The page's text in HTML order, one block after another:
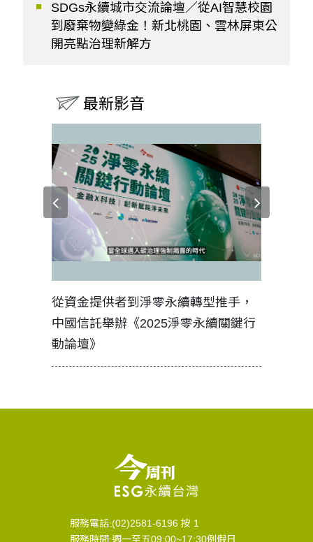
SDGs永續城市交流論壇／從AI智慧校園
到廢棄物變綠金！新北桃園、雲林屏東公
開亮點治理新解方
最新影音
從資金提供者到淨零永續轉型推手，
中國信託舉辦《2025淨零永續關鍵行
動論壇》
服務電話:(02)2581-6196 按 1
服務時間:週一至五09:00~17:30例假日